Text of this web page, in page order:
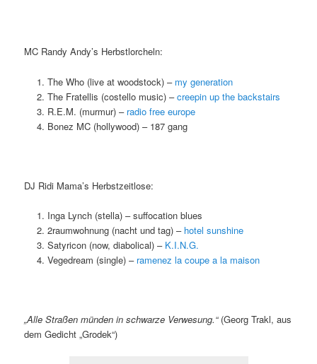
MC Randy Andy’s Herbstlorcheln:
The Who (live at woodstock) – my generation
The Fratellis (costello music) –creepin up the backstairs
R.E.M. (murmur) – radio free europe
Bonez MC (hollywood) – 187 gang
DJ Ridi Mama’s Herbstzeitlose:
Inga Lynch (stella) – suffocation blues
2raumwohnung (nacht und tag) – hotel sunshine
Satyricon (now, diabolical) – K.I.N.G.
Vegedream (single) – ramenez la coupe a la maison
„Alle Straßen münden in schwarze Verwesung.“(Georg Trakl, aus
dem Gedicht „Grodek“)